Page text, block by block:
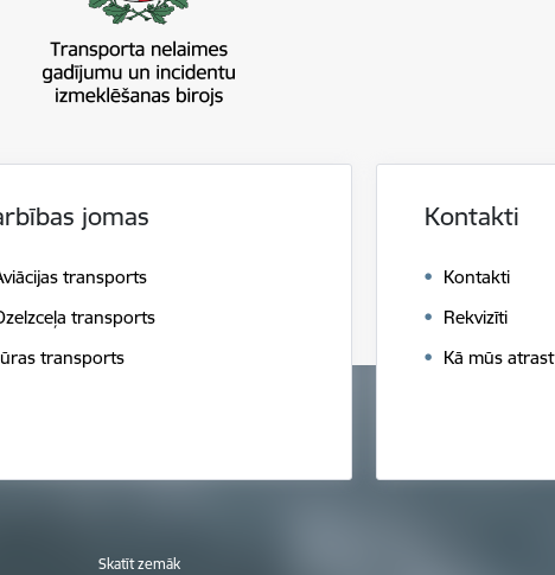
jomas
transports
transports
transports
Kontakti
Kontakti
Rekvizīti
Kā mūs atrast
Skatīt zemāk